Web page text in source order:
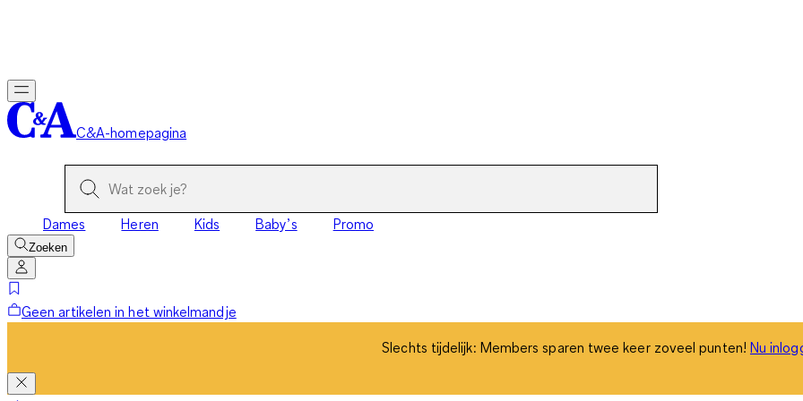
C&A-homepagina
Dames Heren Kids Baby’s Promo
Zoeken
Geen artikelen in het winkelmandje
Slechts tijdelijk: Members sparen twee keer zoveel punten! Nu